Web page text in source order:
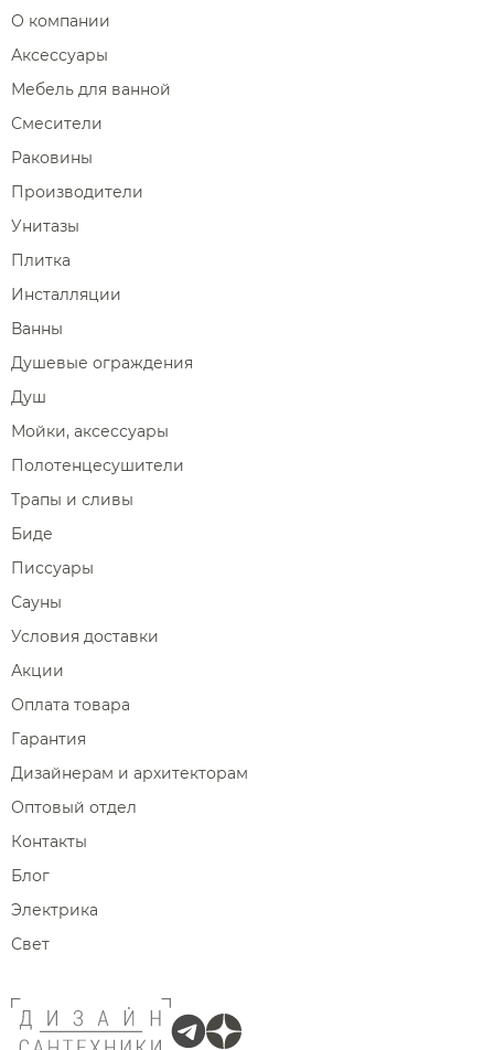
О компании
Аксессуары
Мебель для ванной
Смесители
Раковины
Производители
Унитазы
Плитка
Инсталляции
Ванны
Душевые ограждения
Душ
Мойки, аксессуары
Полотенцесушители
Трапы и сливы
Биде
Писсуары
Сауны
Условия доставки
Акции
Оплата товара
Гарантия
Дизайнерам и архитекторам
Оптовый отдел
Контакты
Блог
Электрика
Свет